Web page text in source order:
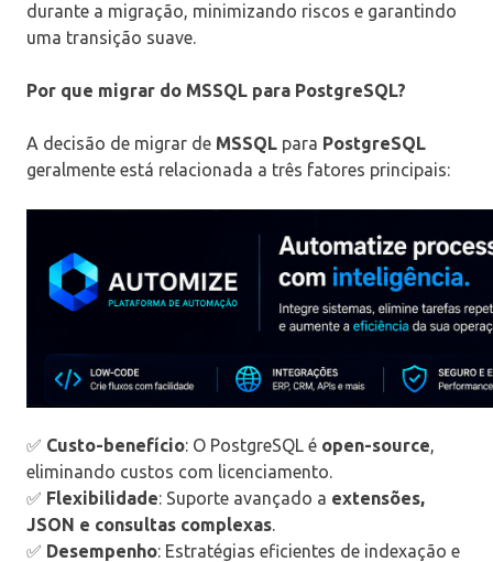
durante a migração, minimizando riscos e garantindo
uma transição suave.
Por que migrar do MSSQL para PostgreSQL?
A decisão de migrar de MSSQL para PostgreSQL
geralmente está relacionada a três fatores principais:
✅ Custo-benefício: O PostgreSQL é open-source,
eliminando custos com licenciamento.
✅ Flexibilidade: Suporte avançado a extensões,
JSON e consultas complexas.
✅ Desempenho: Estratégias eficientes de indexação e